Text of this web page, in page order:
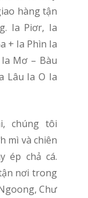
hàng tận
Ia Piơr, Ia
+ Ia Phìn Ia
Mơ – Bàu
Lâu Ia O Ia
mì và chiên
ép chả cá.
nơi trong
Chư